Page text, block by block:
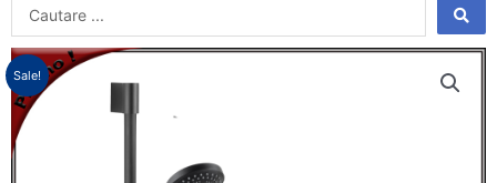
Sale!